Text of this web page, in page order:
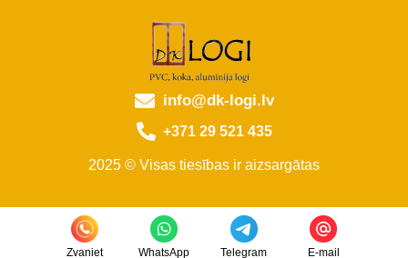
info@dk-logi.lv
+371 29 521 435
2025 © Visas tiesības ir aizsargātas
Zvaniet WhatsApp Telegram E-mail